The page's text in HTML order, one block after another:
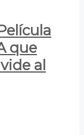
que
al